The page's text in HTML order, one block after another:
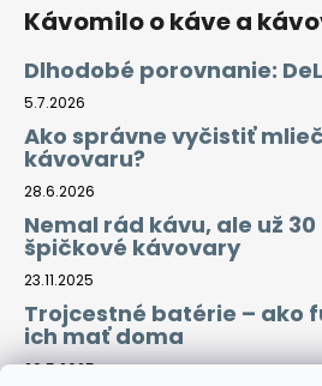
Kávomilo o káve a
Dlhodobé porovnanie:
5.7.2026
Ako správne vyčistiť
kávovaru?
28.6.2026
Nemal rád kávu, ale už
špičkové kávovary
23.11.2025
Trojcestné batérie – ako
ich mať doma
29.5.2025